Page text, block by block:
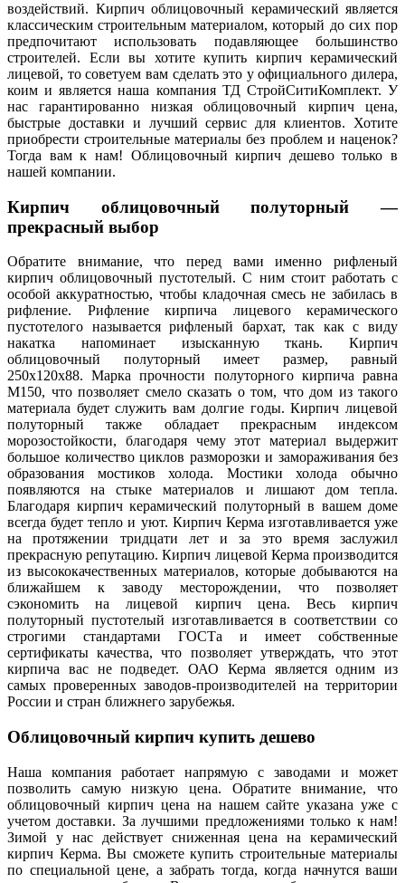
воздействий. Кирпич облицовочный керамический является
классическим строительным материалом, который до сих пор
предпочитают использовать подавляющее большинство
строителей. Если вы хотите купить кирпич керамический
лицевой, то советуем вам сделать это у официального дилера,
коим и является наша компания ТД СтройСитиКомплект. У
нас гарантированно низкая облицовочный кирпич цена,
быстрые доставки и лучший сервис для клиентов. Хотите
приобрести строительные материалы без проблем и наценок?
Тогда вам к нам! Облицовочный кирпич дешево только в
нашей компании.
Кирпич облицовочный полуторный —
прекрасный выбор
Обратите внимание, что перед вами именно рифленый
кирпич облицовочный пустотелый. С ним стоит работать с
особой аккуратностью, чтобы кладочная смесь не забилась в
рифление. Рифление кирпича лицевого керамического
пустотелого называется рифленый бархат, так как с виду
накатка напоминает изысканную ткань. Кирпич
облицовочный полуторный имеет размер, равный
250х120х88. Марка прочности полуторного кирпича равна
М150, что позволяет смело сказать о том, что дом из такого
материала будет служить вам долгие годы. Кирпич лицевой
полуторный также обладает прекрасным индексом
морозостойкости, благодаря чему этот материал выдержит
большое количество циклов разморозки и замораживания без
образования мостиков холода. Мостики холода обычно
появляются на стыке материалов и лишают дом тепла.
Благодаря кирпич керамический полуторный в вашем доме
всегда будет тепло и уют. Кирпич Керма изготавливается уже
на протяжении тридцати лет и за это время заслужил
прекрасную репутацию. Кирпич лицевой Керма производится
из высококачественных материалов, которые добываются на
ближайшем к заводу месторождении, что позволяет
сэкономить на лицевой кирпич цена. Весь кирпич
полуторный пустотелый изготавливается в соответствии со
строгими стандартами ГОСТа и имеет собственные
сертификаты качества, что позволяет утверждать, что этот
кирпича вас не подведет. ОАО Керма является одним из
самых проверенных заводов-производителей на территории
России и стран ближнего зарубежья.
Облицовочный кирпич купить дешево
Наша компания работает напрямую с заводами и может
позволить самую низкую цена. Обратите внимание, что
облицовочный кирпич цена на нашем сайте указана уже с
учетом доставки. За лучшими предложениями только к нам!
Зимой у нас действует сниженная цена на керамический
кирпич Керма. Вы сможете купить строительные материалы
по специальной цене, а забрать тогда, когда начнутся ваши